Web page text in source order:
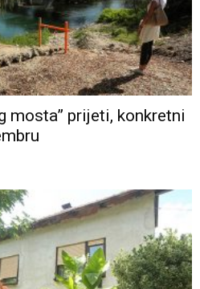
mosta” prijeti, konkretni